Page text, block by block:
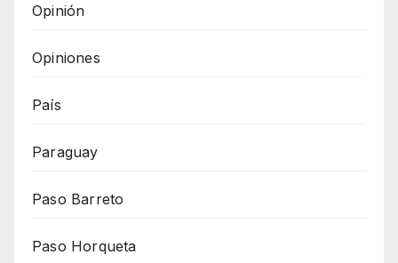
Opinión
Opiniones
País
Paraguay
Paso Barreto
Paso Horqueta